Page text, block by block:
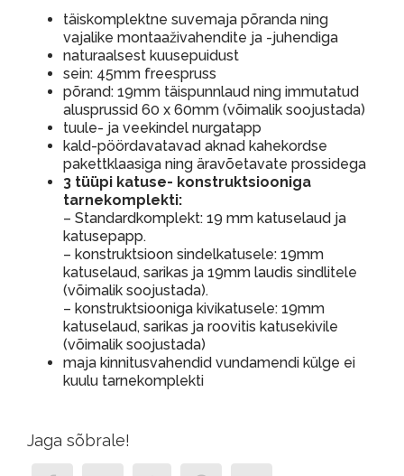
täiskomplektne suvemaja põranda ning
vajalike montaaživahendite ja -juhendiga
naturaalsest kuusepuidust
sein: 45mm freespruss
põrand: 19mm täispunnlaud ning immutatud
alusprussid 60 x 60mm (võimalik soojustada)
tuule- ja veekindel nurgatapp
kald-pöördavatavad aknad kahekordse
pakettklaasiga ning äravõetavate prossidega
3 tüüpi katuse- konstruktsiooniga
tarnekomplekti:
– Standardkomplekt: 19 mm katuselaud ja
katusepapp.
– konstruktsioon sindelkatusele: 19mm
katuselaud, sarikas ja 19mm laudis sindlitele
(võimalik soojustada).
– konstruktsiooniga kivikatusele: 19mm
katuselaud, sarikas ja roovitis katusekivile
(võimalik soojustada)
maja kinnitusvahendid vundamendi külge ei
kuulu tarnekomplekti
Jaga sõbrale!